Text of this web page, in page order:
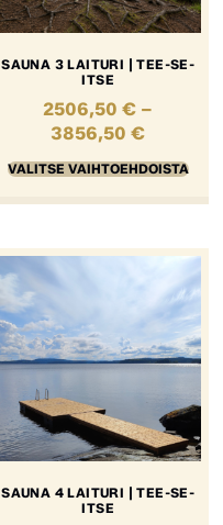
SAUNA 3 LAITURI | TEE-SE-
ITSE
2506,50€ –
3856,50€
VALITSE VAIHTOEHDOISTA
SAUNA 4 LAITURI | TEE-SE-
ITSE